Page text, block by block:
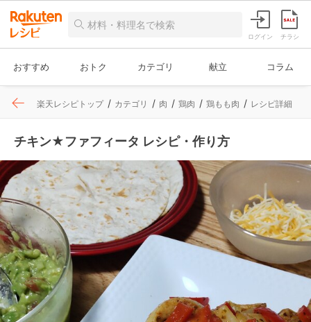
ログイン チラシ
おすすめ おトク カテゴリ 献立 コラム
楽天レシピトップ カテゴリ 肉 鶏肉 鶏もも肉 レシピ詳細
チキン★ファフィータ レシピ・作り方